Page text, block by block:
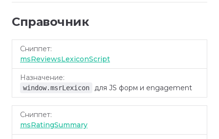
Справочник
Сниппет
msReviewsLexiconScript
window.msrLexicon для JS форм и engagement
msRatingSummary